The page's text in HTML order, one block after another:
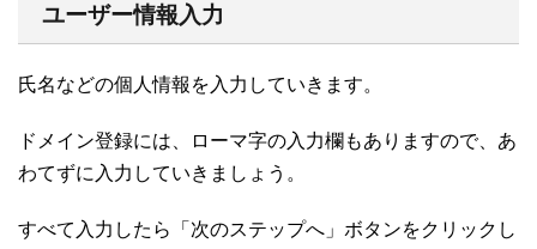
ユーザー情報入力
氏名などの個人情報を入力していきます。
ドメイン登録には、ローマ字の入力欄もありますので、あ
わてずに入力していきましょう。
すべて入力したら「次のステップへ」ボタンをクリックし